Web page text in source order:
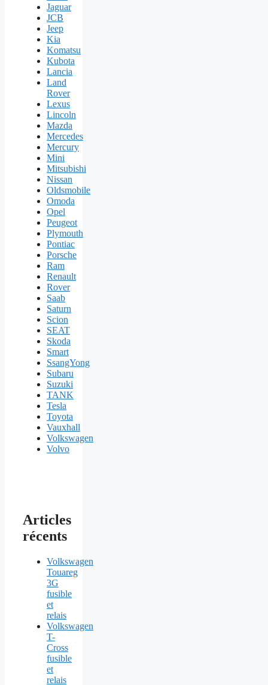
Jaguar
JCB
Jeep
Kia
Komatsu
Kubota
Lancia
Land
Rover
Lexus
Lincoln
Mazda
Mercedes
Mercury
Mini
Mitsubishi
Nissan
Oldsmobile
Omoda
Opel
Peugeot
Plymouth
Pontiac
Porsche
Ram
Renault
Rover
Saab
Saturn
Scion
SEAT
Skoda
Smart
SsangYong
Subaru
Suzuki
TANK
Tesla
Toyota
Vauxhall
Volkswagen
Volvo
Articles
récents
Volkswagen
Touareg
3G
fusible
et
relais
Volkswagen
T-
Cross
fusible
et
relais